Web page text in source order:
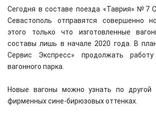
Сегодня в составе поезда «Таврия» №7
Севастополь отправятся совершенно
этого только что изготовленные
составы лишь в начале 2020 года. В
Сервис Экспресс» продолжать
вагонного парка.
Новые вагоны можно узнать по
фирменных сине-бирюзовых оттенках.